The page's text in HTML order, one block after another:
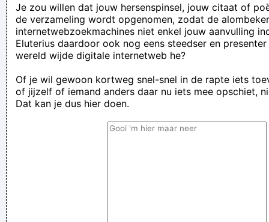
Je zou willen dat jouw hersenspinsel, jouw citaat of
de verzameling wordt opgenomen, zodat de
internetwebzoekmachines niet enkel jouw aanvulling
Eluterius daardoor ook nog eens steedser en
wereld wijde digitale internetweb he?
Of je wil gewoon kortweg snel-snel in de rapte iets
of jijzelf of iemand anders daar nu iets mee opschiet,
Dat kan je dus hier doen.